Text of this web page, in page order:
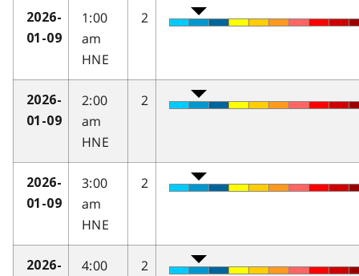
2026-
01-09
1:00
am
HNE
2
2026-
01-09
2:00
am
HNE
2
2026-
01-09
3:00
am
HNE
2
2026-
4:00
2